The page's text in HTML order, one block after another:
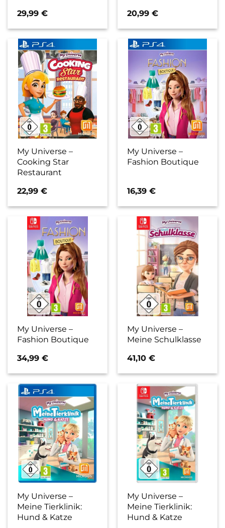
29,99€
20,99€
My Universe –
Cooking Star
Restaurant
22,99€
My Universe –
Fashion Boutique
16,39€
My Universe –
Fashion Boutique
34,99€
My Universe –
Meine Schulklasse
41,10€
My Universe –
Meine Tierklinik:
Hund & Katze
My Universe –
Meine Tierklinik:
Hund & Katze